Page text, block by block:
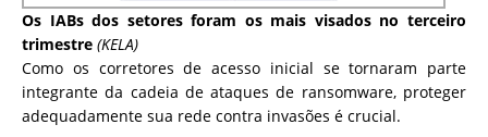
Os IABs dos setores foram os mais visados ​​no terceiro
trimestre (KELA)
Como os corretores de acesso inicial se tornaram parte
integrante da cadeia de ataques de ransomware, proteger
adequadamente sua rede contra invasões é crucial.